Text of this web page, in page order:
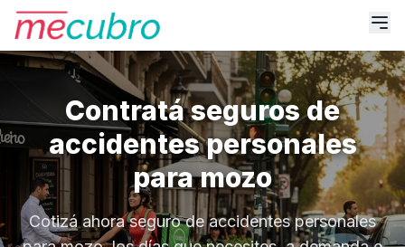
Contratá seguros de
accidentes personales
para mozo
Cotizá ahora seguro de accidentes personales